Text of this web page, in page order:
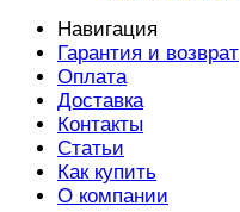
Навигация
Гарантия и возврат
Оплата
Доставка
Контакты
Статьи
Как купить
О компании